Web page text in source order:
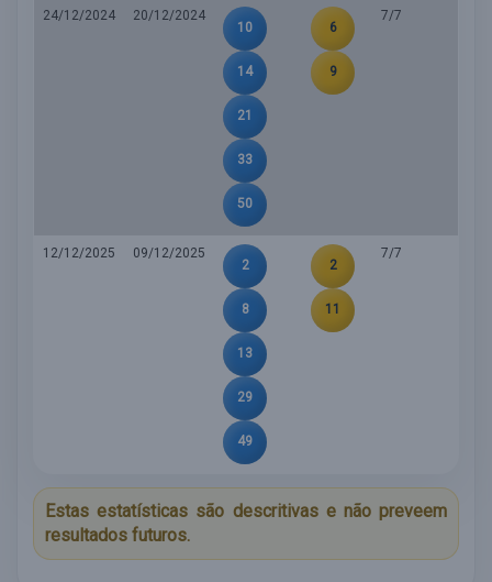
24/12/2024
20/12/2024
10
14
21
33
50
6
9
7/7
12/12/2025
09/12/2025
2
8
13
29
49
2
11
7/7
Estas estatísticas são descritivas e não preveem
resultados futuros.